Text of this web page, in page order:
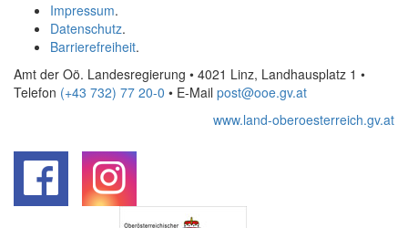
Impressum.
Datenschutz.
Barrierefreiheit.
Amt der Oö. Landesregierung • 4021 Linz, Landhausplatz 1 •
Telefon (+43 732) 77 20-0 • E-Mail post@ooe.gv.at
www.land-oberoesterreich.gv.at